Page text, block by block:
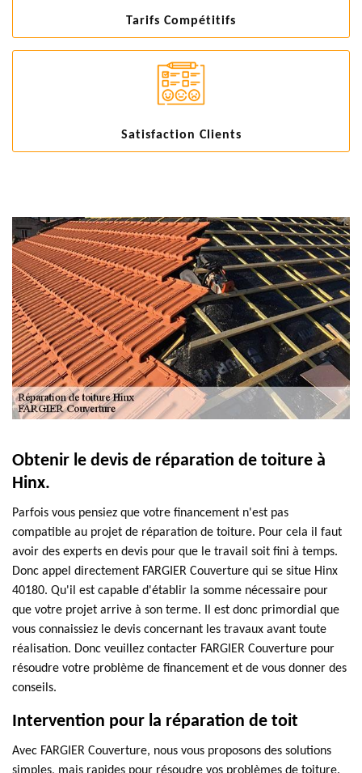
Tarifs Compétitifs
Satisfaction Clients
Obtenir le devis de réparation de toiture à
Hinx.
Parfois vous pensiez que votre financement n'est pas
compatible au projet de réparation de toiture. Pour cela il faut
avoir des experts en devis pour que le travail soit fini à temps.
Donc appel directement FARGIER Couverture qui se situe Hinx
40180. Qu'il est capable d'établir la somme nécessaire pour
que votre projet arrive à son terme. Il est donc primordial que
vous connaissiez le devis concernant les travaux avant toute
réalisation. Donc veuillez contacter FARGIER Couverture pour
résoudre votre problème de financement et de vous donner des
conseils.
Intervention pour la réparation de toit
Avec FARGIER Couverture, nous vous proposons des solutions